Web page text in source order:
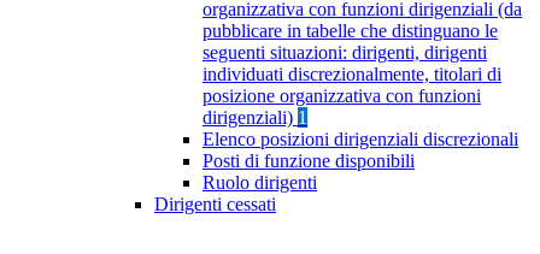
organizzativa con funzioni dirigenziali (da
pubblicare in tabelle che distinguano le
seguenti situazioni: dirigenti, dirigenti
individuati discrezionalmente, titolari di
posizione organizzativa con funzioni
dirigenziali) 1
Elenco posizioni dirigenziali discrezionali
Posti di funzione disponibili
Ruolo dirigenti
Dirigenti cessati